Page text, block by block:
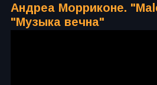
Андреа Морриконе.
"Музыка вечна"